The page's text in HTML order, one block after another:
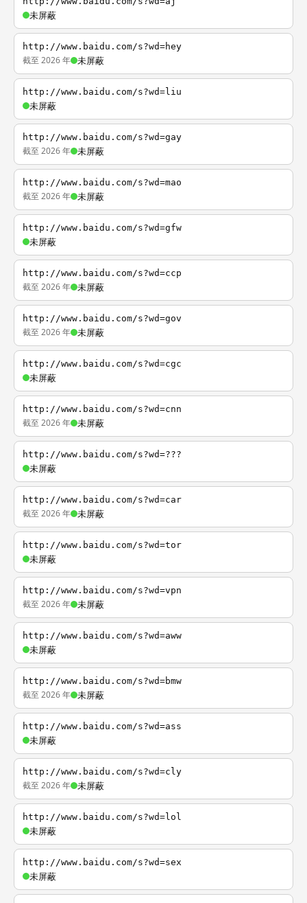
未屏蔽
http://www.baidu.com/s?wd=hey
截至 2026 年 未屏蔽
http://www.baidu.com/s?wd=liu
未屏蔽
http://www.baidu.com/s?wd=gay
截至 2026 年 未屏蔽
http://www.baidu.com/s?wd=mao
截至 2026 年 未屏蔽
http://www.baidu.com/s?wd=gfw
未屏蔽
http://www.baidu.com/s?wd=ccp
截至 2026 年 未屏蔽
http://www.baidu.com/s?wd=gov
截至 2026 年 未屏蔽
http://www.baidu.com/s?wd=cgc
未屏蔽
http://www.baidu.com/s?wd=cnn
截至 2026 年 未屏蔽
http://www.baidu.com/s?wd=???
未屏蔽
http://www.baidu.com/s?wd=car
截至 2026 年 未屏蔽
http://www.baidu.com/s?wd=tor
未屏蔽
http://www.baidu.com/s?wd=vpn
截至 2026 年 未屏蔽
http://www.baidu.com/s?wd=aww
未屏蔽
http://www.baidu.com/s?wd=bmw
截至 2026 年 未屏蔽
http://www.baidu.com/s?wd=ass
未屏蔽
http://www.baidu.com/s?wd=cly
截至 2026 年 未屏蔽
http://www.baidu.com/s?wd=lol
未屏蔽
http://www.baidu.com/s?wd=sex
未屏蔽